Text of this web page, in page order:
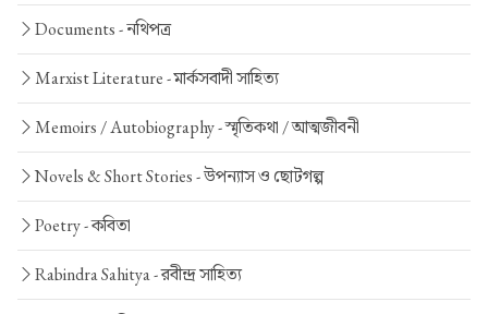
Documents -নথিপত্র
Marxist Literature -মার্কসবাদী সাহিত্য
Memoirs / Autobiography -স্মৃতিকথা / আত্মজীবনী
Novels & Short Stories -উপন্যাস ও ছোটগল্প
Poetry -কবিতা
Rabindra Sahitya -রবীন্দ্র সাহিত্য